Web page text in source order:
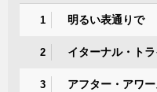
1 明るい表通りで
2 イターナル・ト
3 アフター・アワ